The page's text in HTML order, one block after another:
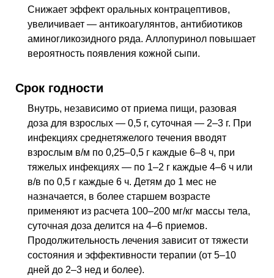
Снижает эффект оральных контрацептивов,
увеличивает — антикоагулянтов, антибиотиков
аминогликозидного ряда. Аллопуринол повышает
вероятность появления кожной сыпи.
Срок годности
Внутрь, независимо от приема пищи, разовая
доза для взрослых — 0,5 г, суточная — 2–3 г. При
инфекциях среднетяжелого течения вводят
взрослым в/м по 0,25–0,5 г каждые 6–8 ч, при
тяжелых инфекциях — по 1–2 г каждые 4–6 ч или
в/в по 0,5 г каждые 6 ч. Детям до 1 мес не
назначается, в более старшем возрасте
применяют из расчета 100–200 мг/кг массы тела,
суточная доза делится на 4–6 приемов.
Продолжительность лечения зависит от тяжести
состояния и эффективности терапии (от 5–10
дней до 2–3 нед и более).